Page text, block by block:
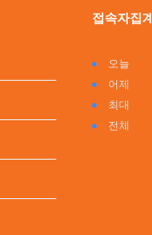
접속자집계
오늘
어제
최대
전체